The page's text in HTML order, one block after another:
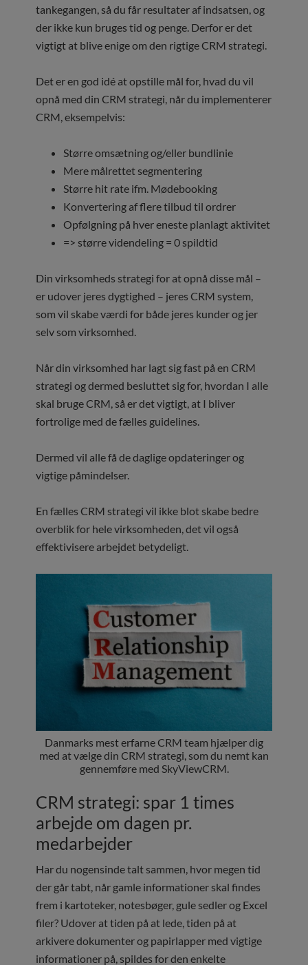
tankegangen, så du får resultater af indsatsen, og
der ikke kun bruges tid og penge. Derfor er det
vigtigt at blive enige om den rigtige CRM strategi.
Det er en god idé at opstille mål for, hvad du vil
opnå med din CRM strategi, når du implementerer
CRM, eksempelvis:
Større omsætning og/eller bundlinie
Mere målrettet segmentering
Større hit rate ifm. Mødebooking
Konvertering af flere tilbud til ordrer
Opfølgning på hver eneste planlagt aktivitet
=> større videndeling = 0 spildtid
Din virksomheds strategi for at opnå disse mål –
er udover jeres dygtighed – jeres CRM system,
som vil skabe værdi for både jeres kunder og jer
selv som virksomhed.
Når din virksomhed har lagt sig fast på en CRM
strategi og dermed besluttet sig for, hvordan I alle
skal bruge CRM, så er det vigtigt, at I bliver
fortrolige med de fælles guidelines.
Dermed vil alle få de daglige opdateringer og
vigtige påmindelser.
En fælles CRM strategi vil ikke blot skabe bedre
overblik for hele virksomheden, det vil også
effektivisere arbejdet betydeligt.
Danmarks mest erfarne CRM team hjælper dig
med at vælge din CRM strategi, som du nemt kan
gennemføre med SkyViewCRM.
CRM strategi: spar 1 times
arbejde om dagen pr.
medarbejder
Har du nogensinde talt sammen, hvor megen tid
der går tabt, når gamle informationer skal findes
frem i kartoteker, notesbøger, gule sedler og Excel
filer? Udover at tiden på at lede, tiden på at
arkivere dokumenter og papirlapper med vigtige
informationer på, spildes for den enkelte